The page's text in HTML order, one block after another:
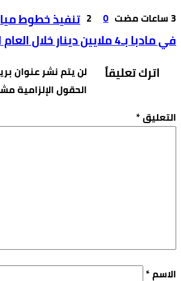
0
2 تنفيذ خطوط
في مادبا بـ4 ملايين دينار خلال العام الحالي
اترك تعليقاً
لن يتم نشر عنوان
الحقول الإلزامية
التعليق*
الاسم*